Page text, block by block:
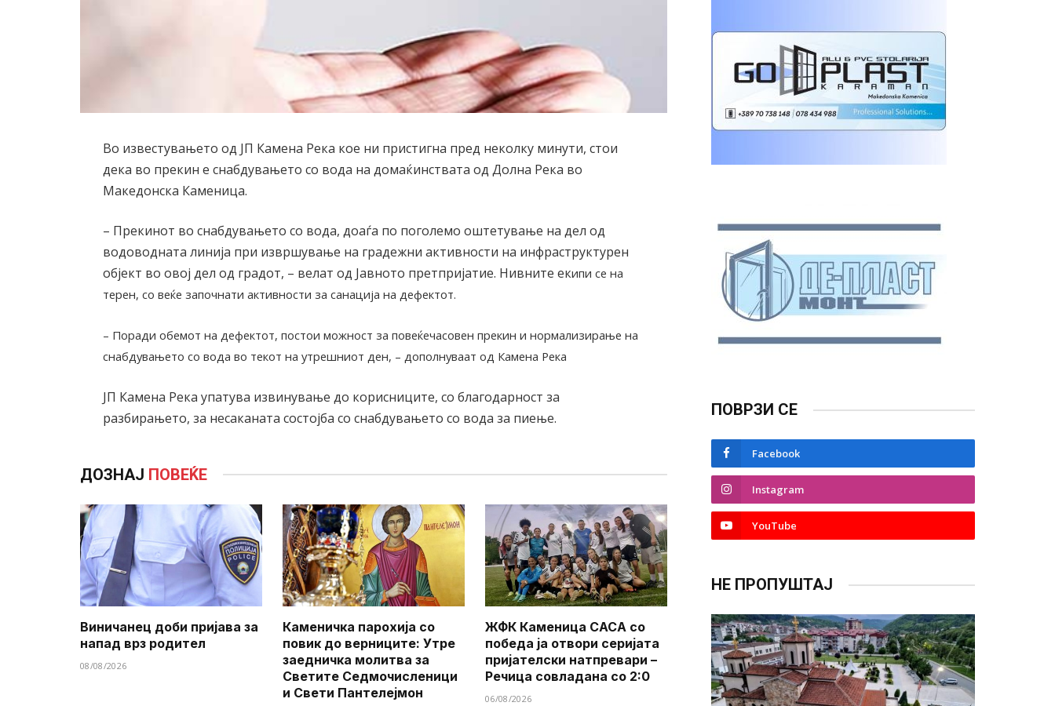
Во известувањето од ЈП Камена Река кое ни пристигна пред неколку минути, стои
дека во прекин е снабдувањето со вода на домаќинствата од Долна Река во
Македонска Каменица.
– Прекинот во снабдувањето со вода, доаѓа по поголемо оштетување на дел од
водоводната линија при извршување на градежни активности на инфраструктурен
објект во овој дел од градот, – велат од Јавното претпријатие. Нивните екипи се на
терен, со веќе започнати активности за санација на дефектот.
– Поради обемот на дефектот, постои можност за повеќечасовен прекин и нормализирање на
снабдувањето со вода во текот на утрешниот ден, – дополнуваат од Камена Река
ЈП Камена Река упатува извинување до корисниците, со благодарност за
разбирањето, за несаканата состојба со снабдувањето со вода за пиење.
ДОЗНАЈ ПОВЕЌЕ
Виничанец доби пријава за
напад врз родител
08/08/2026
Каменичка парохија со
повик до верниците: Утре
заедничка молитва за
Светите Седмочисленици
и Свети Пантелејмон
ЖФК Каменица САСА со
победа ја отвори серијата
пријателски натпревари –
Речица совладана со 2:0
06/08/2026
ПОВРЗИ СЕ
Facebook
Instagram
YouTube
НЕ ПРОПУШТАЈ